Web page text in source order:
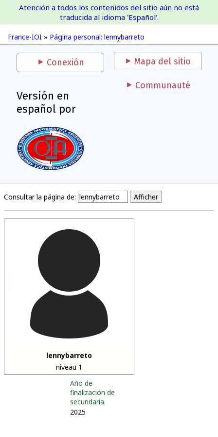
France-IOI
France-IOI » Página personal: lennybarreto
Atención a todos los contenidos del sitio aún no está
traducida al idioma 'Español'.
Conexión Mapa del sitio
Versión en
español por
Communauté
Consultar la página de:
lennybarreto
niveau 1
Año de
finalización de
secundaria
2025